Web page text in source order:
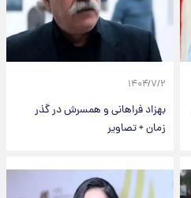
۱۴۰۴/۷/۲
بهزاد فراهانی و همسرش در گذر
زمان + تصاویر